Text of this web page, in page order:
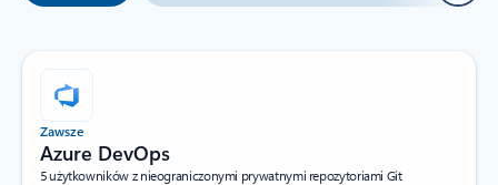
Zawsze
Azure DevOps
5 użytkowników z nieograniczonymi prywatnymi repozytoriami Git